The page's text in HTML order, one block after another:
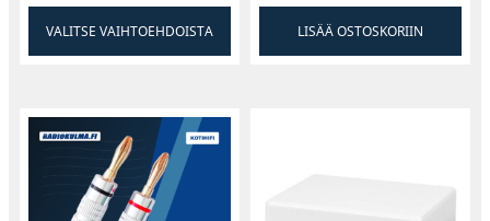
VALITSE VAIHTOEHDOISTA LISÄÄ OSTOSKORIIN